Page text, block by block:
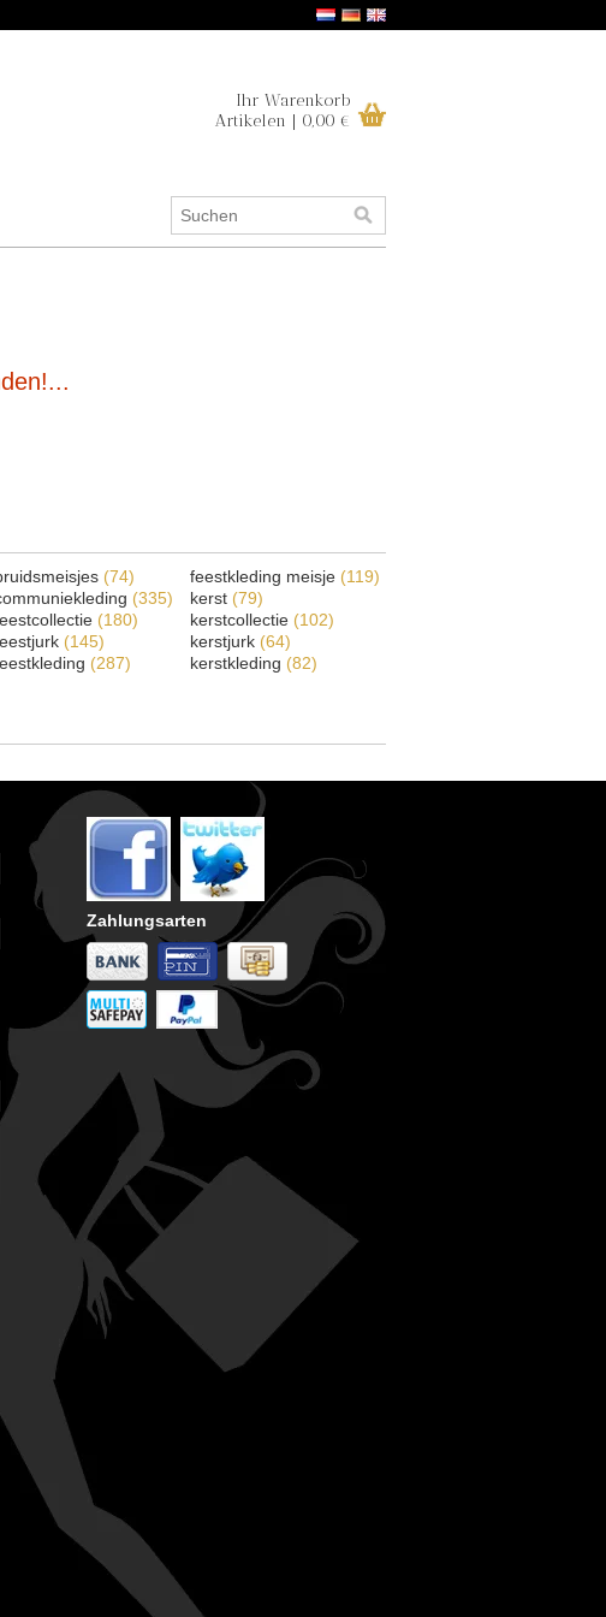
Ihr Warenkorb
Artikelen | 0,00 €
(74)
(335)
(180)
(145)
(287)
feestkleding meisje (119)
kerst (79)
kerstcollectie (102)
kerstjurk (64)
kerstkleding (82)
Zahlungsarten